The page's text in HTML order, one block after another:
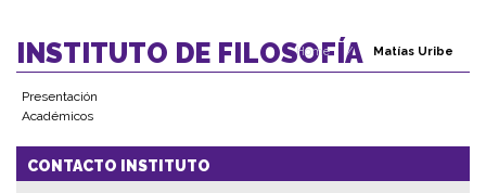
INSTITUTO DE FILOSOFÍA
Home / Matías Uribe
Presentación
Académicos
CONTACTO INSTITUTO